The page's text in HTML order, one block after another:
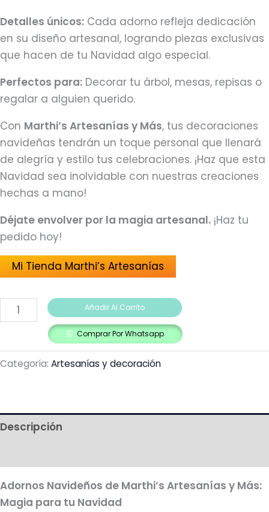
Detalles únicos: Cada adorno refleja dedicación
en su diseño artesanal, logrando piezas exclusivas
que hacen de tu Navidad algo especial.
Perfectos para: Decorar tu árbol, mesas, repisas o
regalar a alguien querido.
Con Marthi’s Artesanías y Más, tus decoraciones
navideñas tendrán un toque personal que llenará
de alegría y estilo tus celebraciones. ¡Haz que esta
Navidad sea inolvidable con nuestras creaciones
hechas a mano!
Déjate envolver por la magia artesanal. ¡Haz tu
pedido hoy!
Mi Tienda Marthi’s Artesanías
Añadir Al Carrito
Comprar Por Whatsapp
Categoría: Artesanías y decoración
Descripción
Adornos Navideños de Marthi’s Artesanías y Más:
Magia para tu Navidad